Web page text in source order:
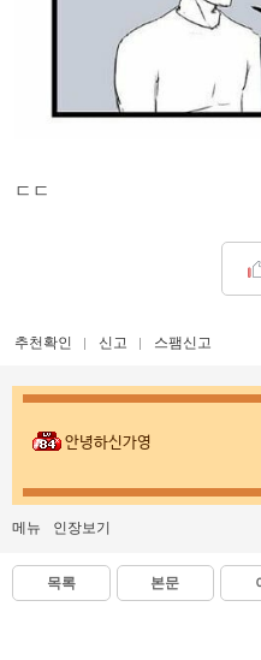
ㄷㄷ
추천확인 신고 스팸신고
안녕하신가영
메뉴 인장보기
목록 본문